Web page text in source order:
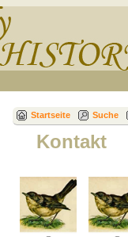
Startseite Suche
Kontakt